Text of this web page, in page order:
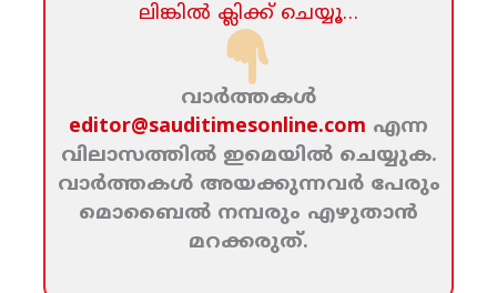
ലിങ്കില്‍ ക്ലിക്ക്‌ ചെയ്യൂ…
വാര്‍ത്തകള്‍
editor@sauditimesonline.com എന്ന
വിലാസത്തില്‍ ഇമെയില്‍ ചെയ്യുക.
വാര്‍ത്തകള്‍ അയക്കുന്നവര്‍ പേരും
മൊബൈല്‍ നമ്പരും എഴുതാന്‍
മറക്കരുത്‌.